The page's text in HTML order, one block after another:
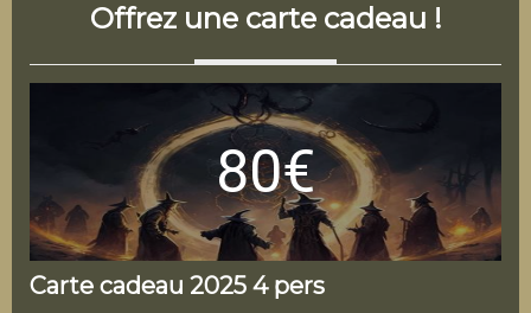
Offrez une carte cadeau !
80€
Carte cadeau 2025 4 pers